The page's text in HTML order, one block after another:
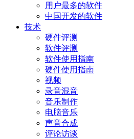
用户最多的软件
中国开发的软件
技术
硬件评测
软件评测
软件使用指南
硬件使用指南
视频
录音混音
音乐制作
电脑音乐
声音合成
评论访谈